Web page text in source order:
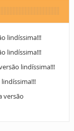
lindíssima!!!
lindíssima!!!
lindíssima!!!
versão